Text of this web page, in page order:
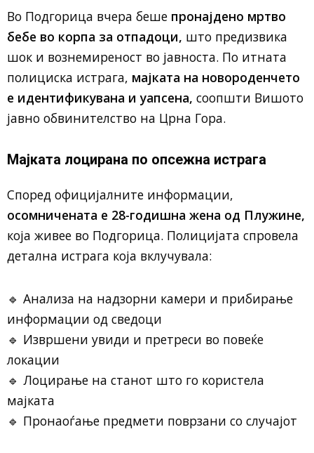
Во Подгорица вчера беше пронајдено мртво
бебе во корпа за отпадоци, што предизвика
шок и вознемиреност во јавноста. По итната
полициска истрага, мајката на новороденчето
е идентификувана и уапсена, соопшти Вишото
јавно обвинителство на Црна Гора.
Мајката лоцирана по опсежна истрага
Според официјалните информации,
осомничената е 28-годишна жена од Плужине,
која живее во Подгорица. Полицијата спровела
детална истрага која вклучувала:
🔹 Анализа на надзорни камери и прибирање
информации од сведоци
🔹 Извршени увиди и претреси во повеќе
локации
🔹 Лоцирање на станот што го користела
мајката
🔹 Пронаоѓање предмети поврзани со случајот